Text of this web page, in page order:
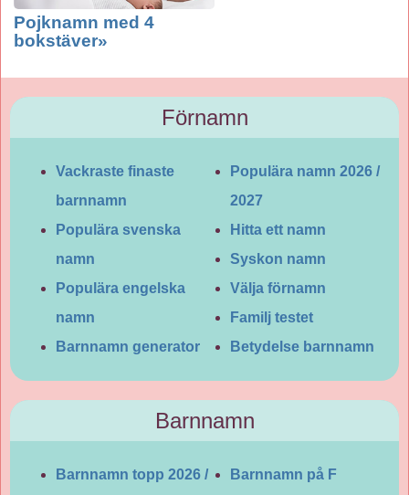
Pojknamn med 4
bokstäver»
Förnamn
Vackraste finaste
barnnamn
Populära svenska
namn
Populära engelska
namn
Barnnamn generator
Populära namn 2026 /
2027
Hitta ett namn
Syskon namn
Välja förnamn
Familj testet
Betydelse barnnamn
Barnnamn
Barnnamn topp 2026 /
Barnnamn på F